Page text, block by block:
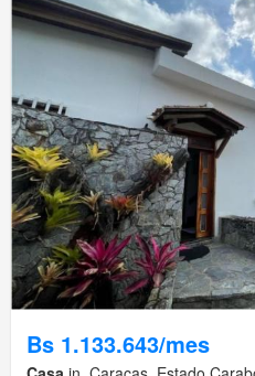
Bs 1.133.643/mes